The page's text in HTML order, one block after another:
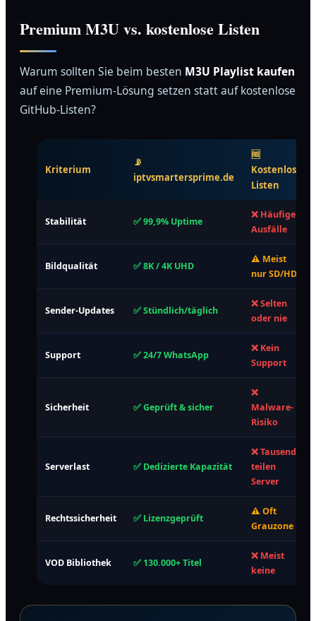
Premium M3U vs. kostenlose Listen
Warum sollten Sie beim besten M3U Playlist kaufen
auf eine Premium-Lösung setzen statt auf kostenlose
GitHub-Listen?
Kriterium
📡
iptvsmartersprime.de
🆓
Kostenlose
Listen
Stabilität ✅ 99,9% Uptime
❌ Häufige
Ausfälle
Bildqualität ✅ 8K / 4K UHD
⚠️ Meist
nur SD/HD
Sender-Updates ✅ Stündlich/täglich
❌ Selten
oder nie
Support ✅ 24/7 WhatsApp
❌ Kein
Support
Sicherheit ✅ Geprüft & sicher
❌
Malware-
Risiko
Serverlast ✅ Dedizierte Kapazität
❌ Tausende
teilen
Server
Rechtssicherheit ✅ Lizenzgeprüft
⚠️ Oft
Grauzone
VOD Bibliothek ✅ 130.000+ Titel
❌ Meist
keine